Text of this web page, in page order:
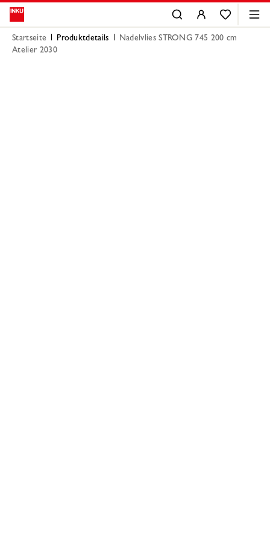
Startseite Produktdetails
Nadelvlies STRONG 745 200 cm
Atelier 2030